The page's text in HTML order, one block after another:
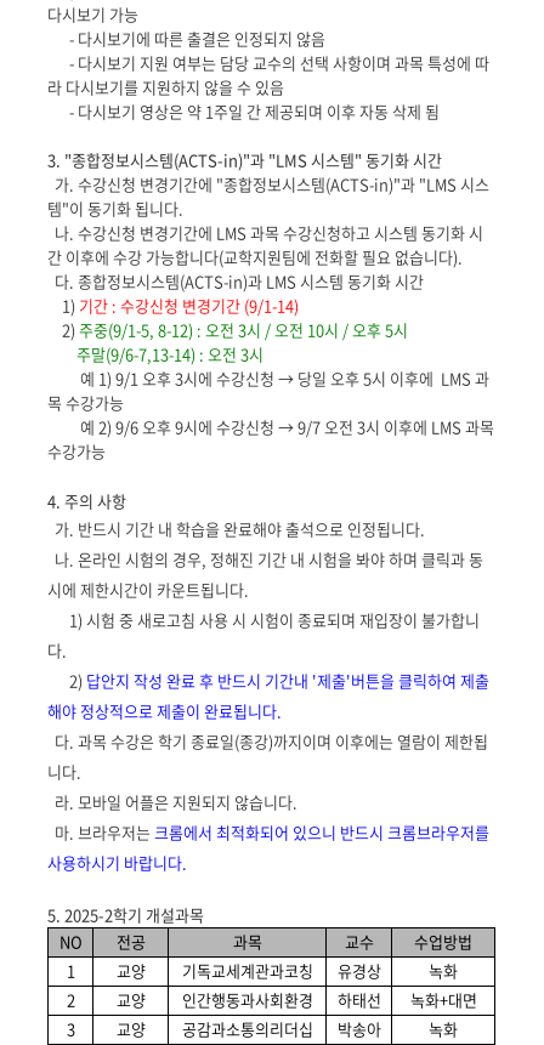
다시보기 가능
- 다시보기에 따른 출결은 인정되지 않음
- 다시보기 지원 여부는 담당 교수의 선택 사항이며 과목 특성에 따
라 다시보기를 지원하지 않을 수 있음
- 다시보기 영상은 약 1주일 간 제공되며 이후 자동 삭제 됨
3. "종합정보시스템(ACTS-in)"과 "LMS 시스템" 동기화 시간
가. 수강신청 변경기간에 "종합정보시스템(ACTS-in)"과 "LMS 시스
템"이 동기화 됩니다.
나. 수강신청 변경기간에 LMS 과목 수강신청하고 시스템 동기화 시
간 이후에 수강 가능합니다(교학지원팀에 전화할 필요 없습니다).
다. 종합정보시스템(ACTS-in)과 LMS 시스템 동기화 시간
1) 기간 : 수강신청 변경기간 (9/1-14)
2)주중(9/1-5, 8-12) : 오전 3시 / 오전 10시 / 오후 5시
주말(9/6-7,13-14) : 오전 3시
예 1) 9/1 오후 3시에 수강신청 → 당일 오후 5시 이후에 LMS 과
목 수강가능
예 2) 9/6 오후 9시에 수강신청 → 9/7 오전 3시 이후에 LMS 과목
수강가능
4. 주의 사항
가. 반드시 기간 내 학습을 완료해야 출석으로 인정됩니다.
나. 온라인 시험의 경우, 정해진 기간 내 시험을 봐야 하며 클릭과 동
시에 제한시간이 카운트됩니다.
1) 시험 중 새로고침 사용 시 시험이 종료되며 재입장이 불가합니
다.
2) 답안지 작성 완료 후 반드시 기간내 '제출'버튼을 클릭하여 제출
해야 정상적으로 제출이 완료됩니다.
다. 과목 수강은 학기 종료일(종강)까지이며 이후에는 열람이 제한됩
니다.
라. 모바일 어플은 지원되지 않습니다.
마. 브라우저는크롬에서 최적화되어 있으니 반드시 크롬브라우저를
사용하시기 바랍니다.
5. 2025-2학기 개설과목
NO
전공 과목 교수
수업방법
1
교양 기독교세계관과코칭 유경상
녹화
2
교양 인간행동과사회환경 하태선
녹화+대면
3
교양 공감과소통의리더십 박송아
녹화